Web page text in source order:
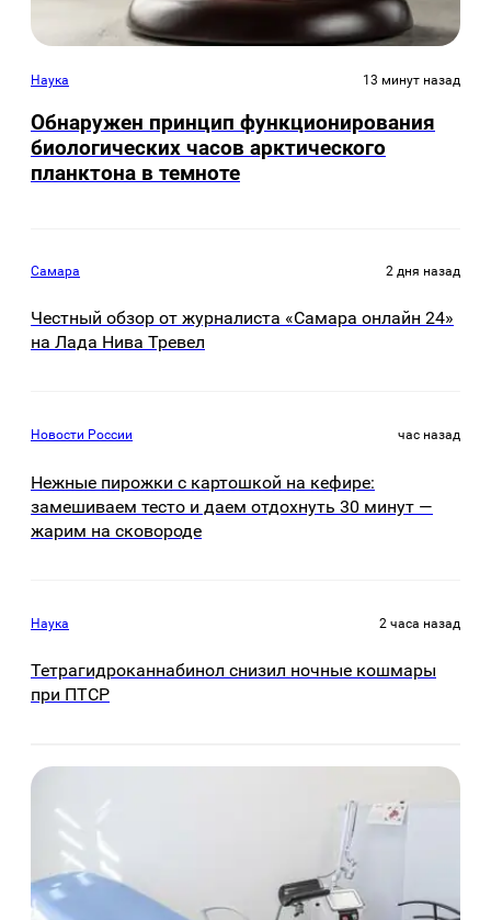
Наука 13 минут назад
Обнаружен принцип функционирования
биологических часов арктического
планктона в темноте
Самара 2 дня назад
Честный обзор от журналиста «Самара онлайн 24»
на Лада Нива Тревел
Новости России час назад
Нежные пирожки с картошкой на кефире:
замешиваем тесто и даем отдохнуть 30 минут —
жарим на сковороде
Наука 2 часа назад
Тетрагидроканнабинол снизил ночные кошмары
при ПТСР